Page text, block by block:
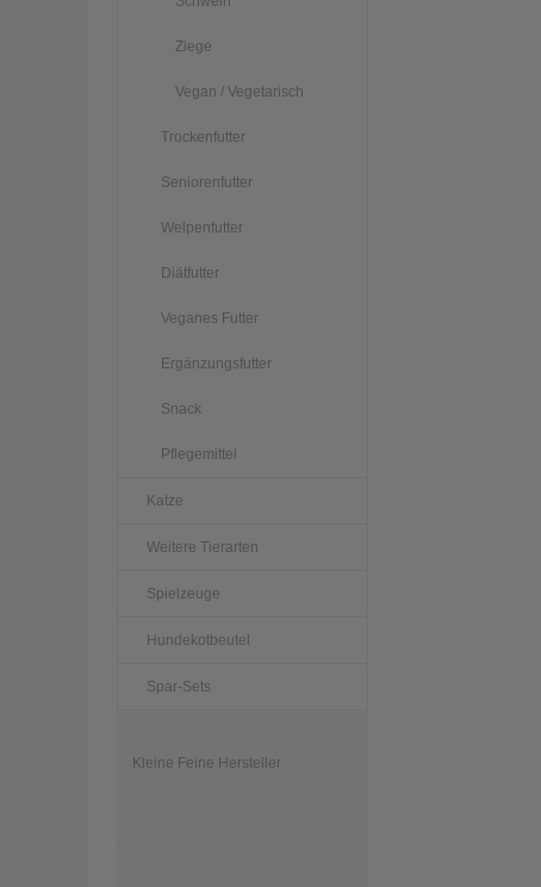
Ziege
Vegan / Vegetarisch
Trockenfutter
Seniorenfutter
Welpenfutter
Diätfutter
Veganes Futter
Ergänzungsfutter
Snack
Pflegemittel
Katze
Weitere Tierarten
Spielzeuge
Hundekotbeutel
Spar-Sets
Kleine Feine Hersteller